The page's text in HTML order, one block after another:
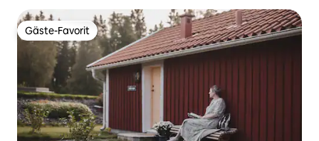
Gäste-Favorit
Gäste-Favorit